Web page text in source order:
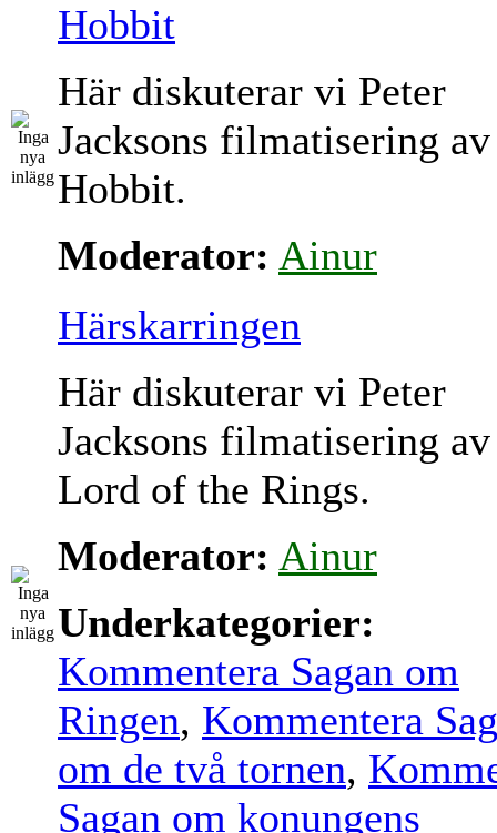
Hobbit
Här diskuterar vi Peter
Jacksons filmatisering
Hobbit.
Moderator: Ainur
Härskarringen
Här diskuterar vi Peter
Jacksons filmatisering
Lord of the Rings.
Moderator: Ainur
Underkategorier:
Kommentera Sagan om
Ringen, Kommentera
om de två tornen,
Sagan om konungens